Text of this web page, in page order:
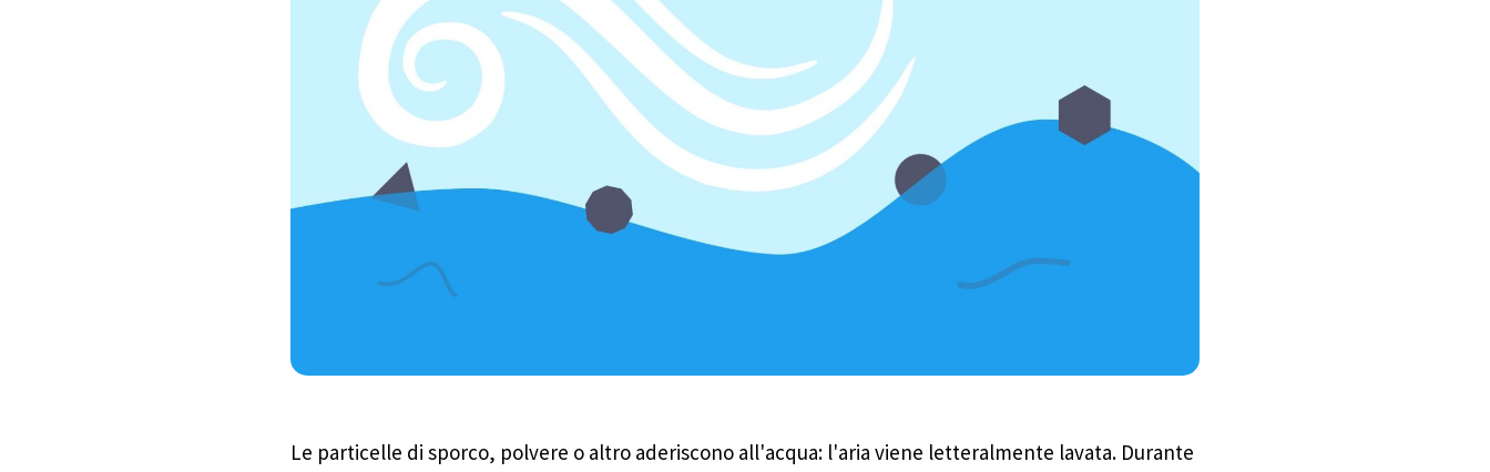
Le particelle di sporco, polvere o altro aderiscono all'acqua: l'aria viene letteralmente lavata. Durante